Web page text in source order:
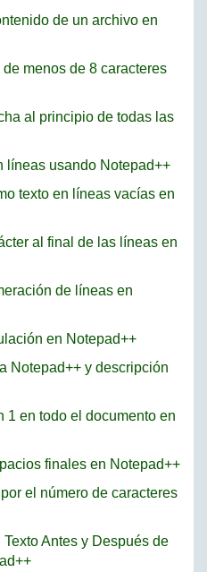
de un archivo en
menos de 8 caracteres
al principio de todas las
líneas usando Notepad++
texto en líneas vacías en
al final de las líneas en
de líneas en
en Notepad++
Notepad++ y descripción
1 en todo el documento en
finales en Notepad++
el número de caracteres
Antes y Después de